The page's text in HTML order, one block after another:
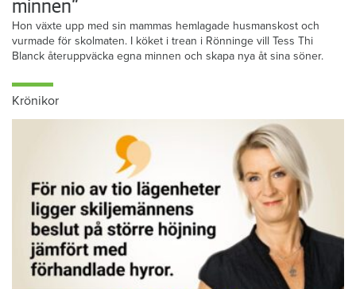
minnen”
Hon växte upp med sin mammas hemlagade husmanskost och
vurmade för skolmaten. I köket i trean i Rönninge vill Tess Thi
Blanck återuppväcka egna minnen och skapa nya åt sina söner.
Krönikor